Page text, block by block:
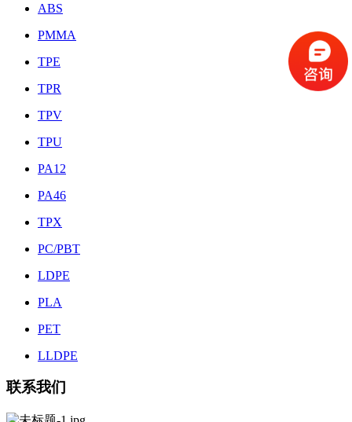
ABS
PMMA
TPE
TPR
TPV
TPU
PA12
PA46
TPX
PC/PBT
LDPE
PLA
PET
LLDPE
联系我们